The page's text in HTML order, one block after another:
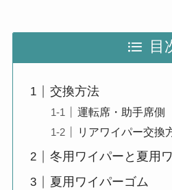
目
交換方法
運転席・助手席側
リアワイパー交換
冬用ワイパーと夏用
夏用ワイパーゴム